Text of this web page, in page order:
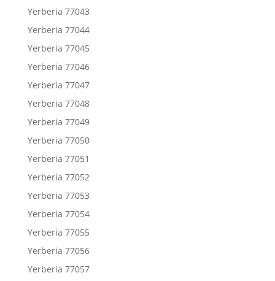
Yerberia 77043
Yerberia 77044
Yerberia 77045
Yerberia 77046
Yerberia 77047
Yerberia 77048
Yerberia 77049
Yerberia 77050
Yerberia 77051
Yerberia 77052
Yerberia 77053
Yerberia 77054
Yerberia 77055
Yerberia 77056
Yerberia 77057